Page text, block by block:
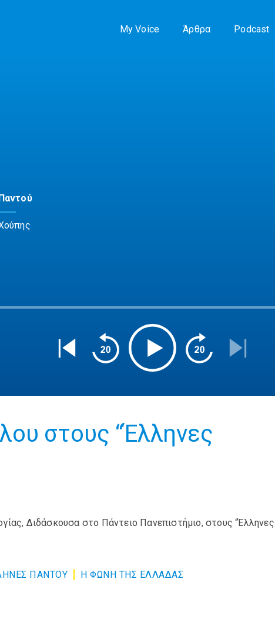
My Voice Άρθρα Podcast
στους “Έλληνες
Διδάσκουσα στο Πάντειο Πανεπιστήμιο, στους “Έλληνες
ΠΑΝΤΟΥ
Η ΦΩΝΗ ΤΗΣ ΕΛΛΑΔΑΣ